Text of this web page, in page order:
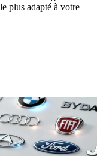
plus adapté à votre